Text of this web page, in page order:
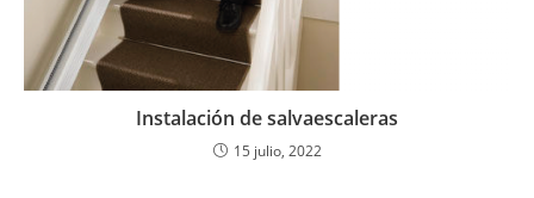
Instalación de salvaescaleras
15 julio, 2022